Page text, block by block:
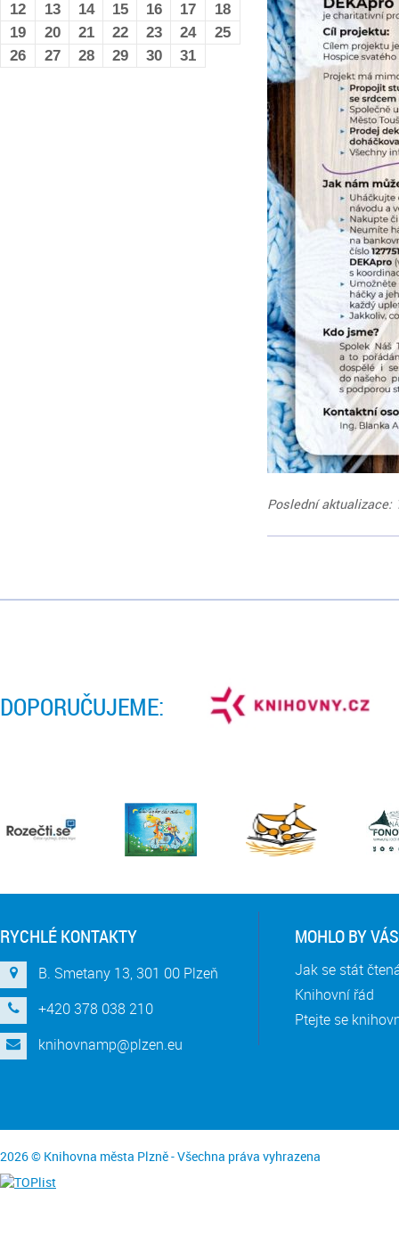
Poslední aktualizace:
12
13 14 15 16 17
18
19
20 21 22 23 24
25
26
27 28 29 30 31
DOPORUČUJEME:
RYCHLÉ KONTAKTY
B. Smetany 13, 301 00 Plzeň
+420 378 038 210
knihovnamp@plzen.eu
MOHLO BY
Jak se stát
Knihovní řád
Ptejte se
2026 © Knihovna města Plzně - Všechna práva vyhrazena